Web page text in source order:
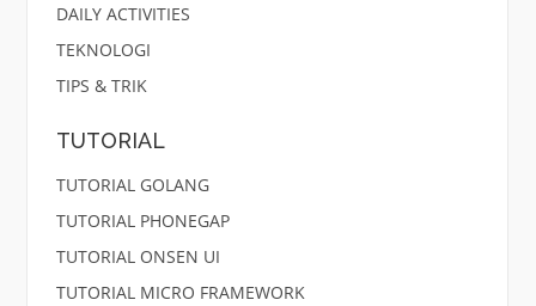
DAILY ACTIVITIES
TEKNOLOGI
TIPS & TRIK
TUTORIAL
TUTORIAL GOLANG
TUTORIAL PHONEGAP
TUTORIAL ONSEN UI
TUTORIAL MICRO FRAMEWORK